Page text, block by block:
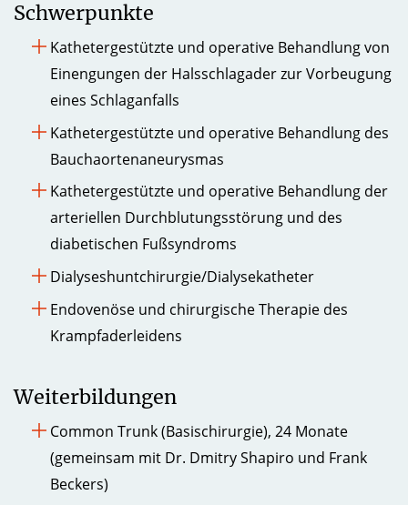
Schwerpunkte
Kathetergestützte und operative Behandlung von
Einengungen der Halsschlagader zur Vorbeugung
eines Schlaganfalls
Kathetergestützte und operative Behandlung des
Bauchaortenaneurysmas
Kathetergestützte und operative Behandlung der
arteriellen Durchblutungsstörung und des
diabetischen Fußsyndroms
Dialyseshuntchirurgie/Dialysekatheter
Endovenöse und chirurgische Therapie des
Krampfaderleidens
Weiterbildungen
Common Trunk (Basischirurgie), 24 Monate
(gemeinsam mit Dr. Dmitry Shapiro und Frank
Beckers)